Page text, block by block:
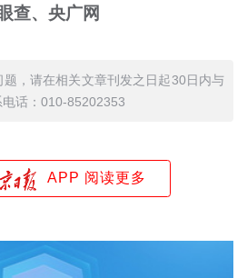
查、央广网
，请在相关文章刊发之日起30日内与
话：010-85202353
APP 阅读更多